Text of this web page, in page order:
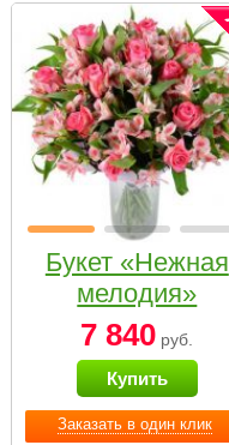
Заказать в один клик
Букет «Нежная
мелодия»
7 840 руб.
Купить